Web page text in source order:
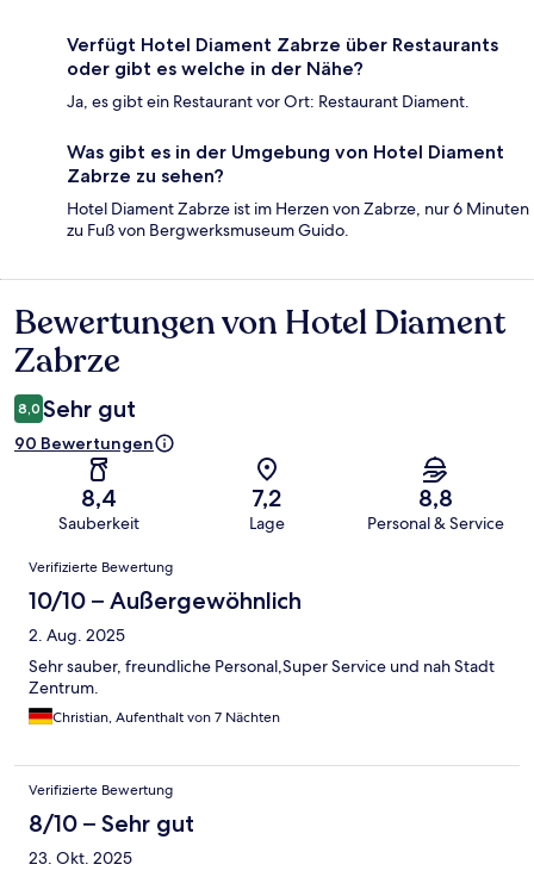
Verfügt Hotel Diament Zabrze über Restaurants
oder gibt es welche in der Nähe?
Ja, es gibt ein Restaurant vor Ort: Restaurant Diament.
Was gibt es in der Umgebung von Hotel Diament
Zabrze zu sehen?
Hotel Diament Zabrze ist im Herzen von Zabrze, nur 6 Minuten
zu Fuß von Bergwerksmuseum Guido.
Bewertungen
Bewertungen von Hotel Diament
Zabrze
8,0 Sehr gut
90 Bewertungen
8,4
Sauberkeit
7,2
Lage
8,8
Personal & Service
Bewertungen
Verifizierte Bewertung
10/10 – Außergewöhnlich
2. Aug. 2025
Sehr sauber, freundliche Personal,Super Service und nah Stadt
Zentrum.
Christian, Aufenthalt von 7 Nächten
Verifizierte Bewertung
8/10 – Sehr gut
23. Okt. 2025